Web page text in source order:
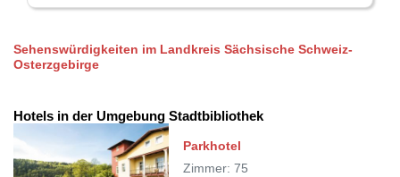
Sehenswürdigkeiten im Landkreis Sächsische Schweiz-
Osterzgebirge
Hotels in der Umgebung Stadtbibliothek
Parkhotel
Zimmer: 75